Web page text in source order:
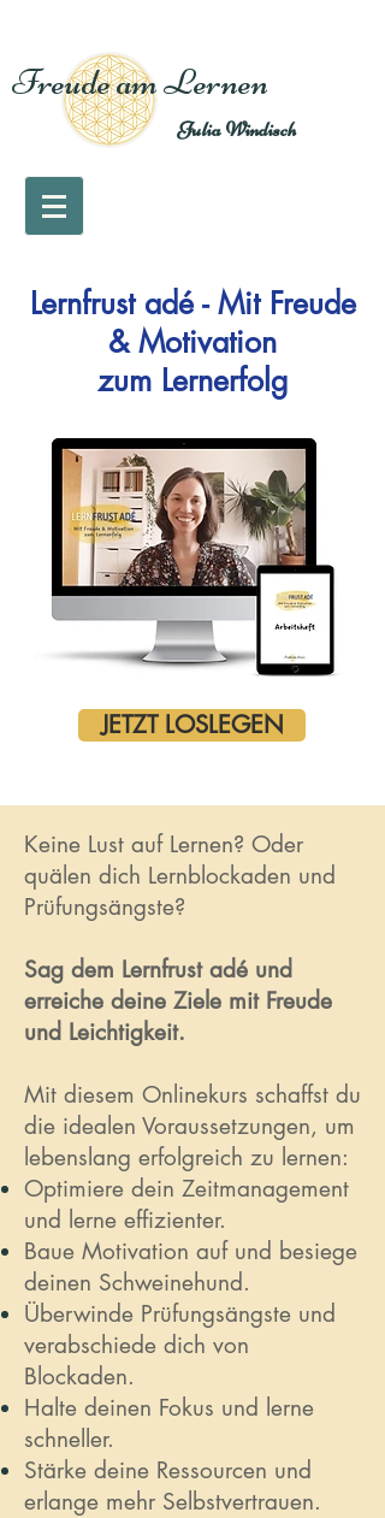
Freude am Lernen
Julia Windisch
Lernfrust adé - Mit Freude
& Motivation
zum Lernerfolg
JETZT LOSLEGEN
Keine Lust auf Lernen? Oder
quälen dich Lernblockaden und
Prüfungsängste?
Sag dem Lernfrust adé und
erreiche deine Ziele mit Freude
und Leichtigkeit.
Mit diesem Onlinekurs schaffst du
die idealen Voraussetzungen, um
lebenslang erfolgreich zu lernen:
Optimiere dein Zeitmanagement
und lerne effizienter.
Baue Motivation auf und besiege
deinen Schweinehund.
Überwinde Prüfungsängste und
verabschiede dich von
Blockaden.
Halte deinen Fokus und lerne
schneller.
Stärke deine Ressourcen und
erlange mehr Selbstvertrauen.